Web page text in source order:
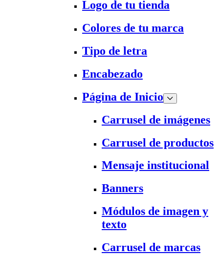
Logo de tu tienda
Colores de tu marca
Tipo de letra
Encabezado
Página de Inicio
Carrusel de imágenes
Carrusel de productos
Mensaje institucional
Banners
Módulos de imagen y
texto
Carrusel de marcas